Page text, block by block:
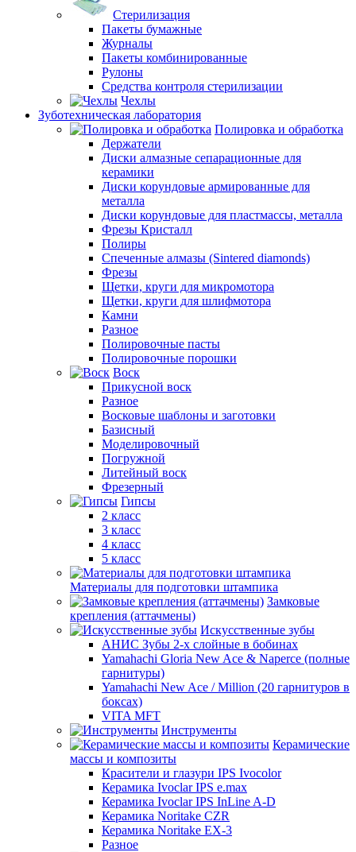
Стерилизация
Пакеты бумажные
Журналы
Пакеты комбинированные
Рулоны
Средства контроля стерилизации
Чехлы
Зуботехническая лаборатория
Полировка и обработка
Держатели
Диски алмазные сепарационные для
керамики
Диски корундовые армированные для
металла
Диски корундовые для пластмассы, металла
Фрезы Кристалл
Полиры
Спеченные алмазы (Sintered diamonds)
Фрезы
Щетки, круги для микромотора
Щетки, круги для шлифмотора
Камни
Разное
Полировочные пасты
Полировочные порошки
Воск
Прикусной воск
Разное
Восковые шаблоны и заготовки
Базисный
Моделировочный
Погружной
Литейный воск
Фрезерный
Гипсы
2 класс
3 класс
4 класс
5 класс
Материалы для подготовки штампика
Замковые
крепления (аттачмены)
Искусственные зубы
АНИС Зубы 2-х слойные в бобинах
Yamahachi Gloria New Ace & Naperce (полные
гарнитуры)
Yamahachi New Ace / Million (20 гарнитуров в
боксах)
VITA MFT
Инструменты
Керамические
массы и композиты
Красители и глазури IPS Ivocolor
Керамика Ivoclar IPS e.max
Керамика Ivoclar IPS InLine A-D
Керамика Noritake CZR
Керамика Noritake EX-3
Разное